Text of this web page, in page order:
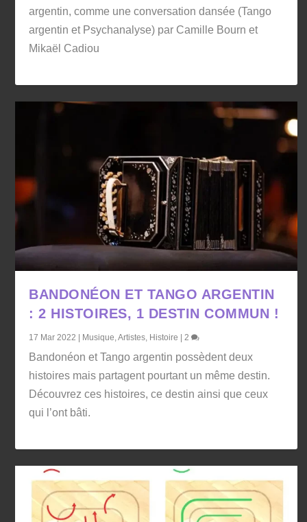
argentin, comme une conversation dansée (Tango
argentin et Psychanalyse) par Camille Bourn et
Mikaël Cadiou
BANDONÉON ET TANGO ARGENTIN
: 2 HISTOIRES, 1 DESTIN COMMUN !
17 Mar 2022 | Musique ,Artistes Histoire | 2
Bandonéon et Tango argentin possèdent deux
histoires mais partagent pourtant un même destin.
Découvrez ces histoires, ce destin ainsi que ceux
qui l’ont bâti.